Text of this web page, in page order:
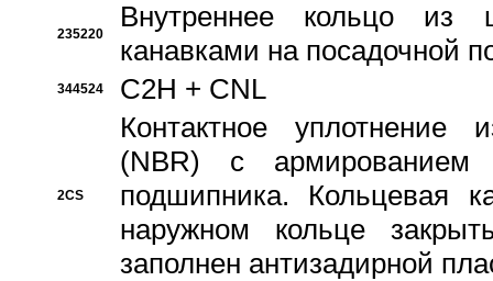
235220
Внутреннее кольцо из
канавками на посадочной
344524 C2H + CNL
2CS
Контактное уплотнение
(NBR) с
подшипника. Кольцевая
наружном кольце
заполнен антизадирной